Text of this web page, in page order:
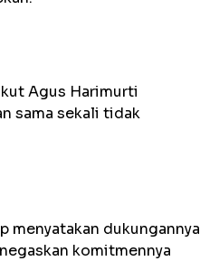
Agus Harimurti
sama sekali tidak
menyatakan dukungannya
komitmennya